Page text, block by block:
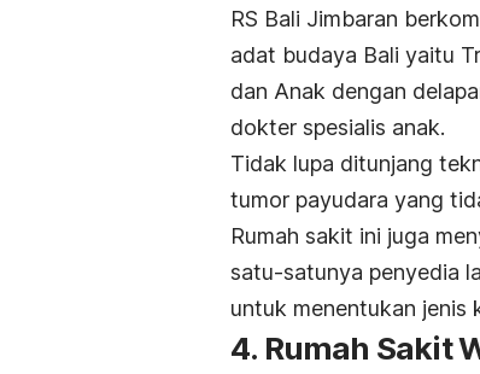
RS Bali Jimbaran
adat budaya Bali yaitu
dan Anak dengan
dokter spesialis anak.
Tidak lupa ditunjang
tumor payudara yang
Rumah sakit ini juga
satu-satunya penyedia
untuk menentukan jenis
4. Rumah Sakit